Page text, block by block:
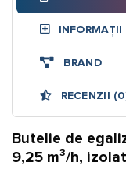
INFORMAȚII
BRAND
RECENZII
Butelie de
9,25 m³/h,